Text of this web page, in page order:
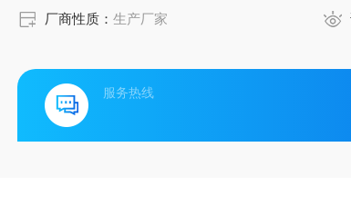
厂商性质：生产厂家
服务热线